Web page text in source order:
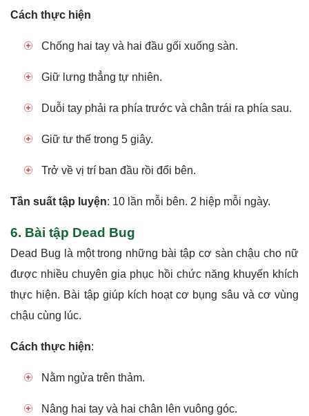
Cách thực hiện
Chống hai tay và hai đầu gối xuống sàn.
Giữ lưng thẳng tự nhiên.
Duỗi tay phải ra phía trước và chân trái ra phía sau.
Giữ tư thế trong 5 giây.
Trở về vị trí ban đầu rồi đổi bên.
Tần suất tập luyện: 10 lần mỗi bên. 2 hiệp mỗi ngày.
6. Bài tập Dead Bug
Dead Bug là một trong những bài tập cơ sàn chậu cho nữ
được nhiều chuyên gia phục hồi chức năng khuyến khích
thực hiện. Bài tập giúp kích hoạt cơ bụng sâu và cơ vùng
chậu cùng lúc.
Cách thực hiện:
Nằm ngửa trên thảm.
Nâng hai tay và hai chân lên vuông góc.